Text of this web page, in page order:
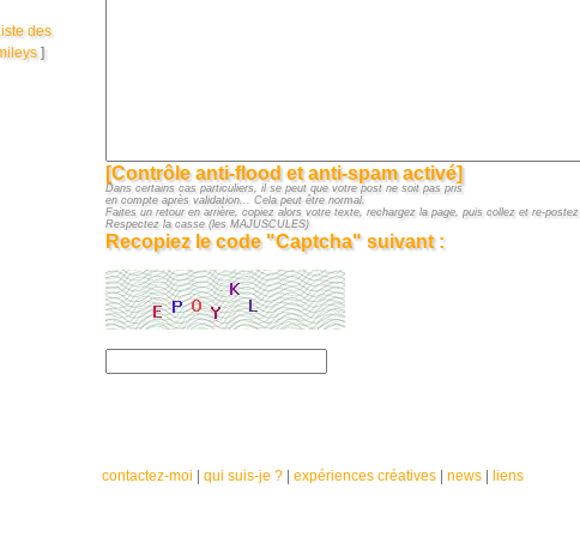
des
]
[Contrôle anti-flood et anti-spam activé]
Dans certains cas particuliers, il se peut que votre post ne soit pas pris
en compte après validation... Cela peut être normal.
Faites un retour en arrière, copiez alors votre texte, rechargez la page, puis collez et re-
Respectez la casse (les MAJUSCULES)
Recopiez le code "Captcha" suivant :
contactez-moi qui suis-je ?| expériences créatives| news| liens